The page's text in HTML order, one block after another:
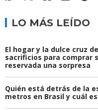
LO MÁS LEÍDO
El hogar y la dulce cruz
sacrificios para comprar
reservada una sorpresa
Quién está detrás de la
metros en Brasil y cuál